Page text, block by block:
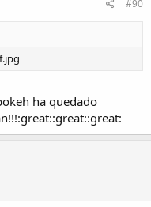
#90
ha quedado